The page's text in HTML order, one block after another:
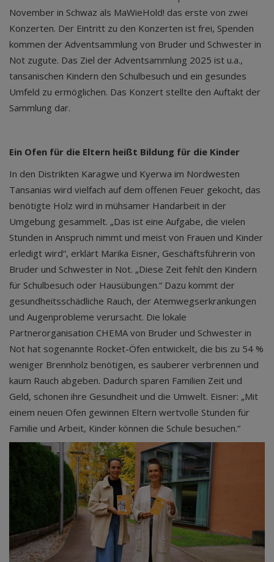
November in Schwaz als MaWieHold! das erste von zwei
Konzerten. Der Eintritt zu den Konzerten ist frei, Spenden
kommen der Adventsammlung von Bruder und Schwester in
Not zugute. Das Ziel der Adventsammlung 2025 ist u.a.,
tansanischen Kindern den Schulbesuch und ein gesundes
Umfeld zu ermöglichen. Das Konzert stellte den Auftakt der
Sammlung dar.
Ein Ofen für die Eltern heißt Bildung für die Kinder
In den Distrikten Karagwe und Kyerwa im Nordwesten
Tansanias wird vielfach auf dem offenen Feuer gekocht, das
benötigte Holz wird in mühsamer Handarbeit in der
Umgebung gesammelt. „Das ist eine Aufgabe, die vielen
Stunden in Anspruch nimmt und meist von Frauen und Kinder
erledigt wird“, erklärt Marika Eisner, Geschäftsführerin von
Bruder und Schwester in Not. „Diese Zeit fehlt den Kindern
für Schulbesuch oder Hausübungen.“ Dazu kommt der
gesundheitsschädliche Rauch, der Atemwegserkrankungen
und Augenprobleme verursacht. Die lokale
Partnerorganisation CHEMA von Bruder und Schwester in
Not hat sogenannte Rocket-Öfen entwickelt, die bis zu 54 %
weniger Brennholz benötigen, es sauberer verbrennen und
kaum Rauch abgeben. Dadurch sparen Familien Zeit und
Geld, schonen ihre Gesundheit und die Umwelt. Eisner: „Mit
einem neuen Ofen gewinnen Eltern wertvolle Stunden für
Familie und Arbeit, Kinder können die Schule besuchen.“